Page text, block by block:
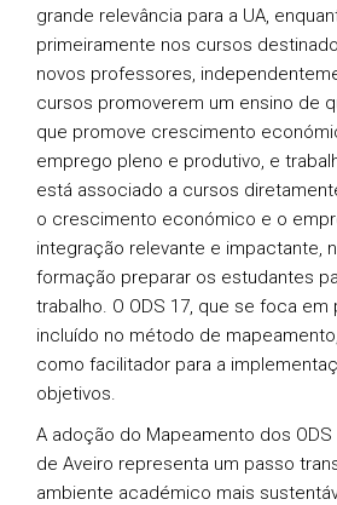
grande relevância para a UA,
primeiramente nos cursos
novos professores,
cursos promoverem um ensino de
que promove crescimento
emprego pleno e produtivo, e
está associado a cursos
o crescimento económico e o
integração relevante e impactante,
formação preparar os estudantes
trabalho. O ODS 17, que se foca em
incluído no método de
como facilitador para a
objetivos.
A adoção do Mapeamento dos
de Aveiro representa um passo
ambiente académico mais